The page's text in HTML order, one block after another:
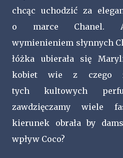
chcąc uchodzić za
o marce Chanel.
wymienieniem słynnych
łóżka ubierała się
kobiet wie z czego
tych kultowych
zawdzięczamy wiele
kierunek obrała by
wpływ Coco?